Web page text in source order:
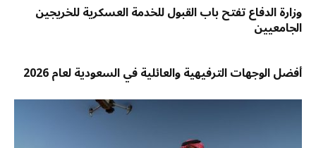
وزارة الدفاع تفتح باب القبول للخدمة العسكرية للخريجين
الجامعيين
أفضل الوجهات الترفيهية والعائلية في السعودية لعام 2026